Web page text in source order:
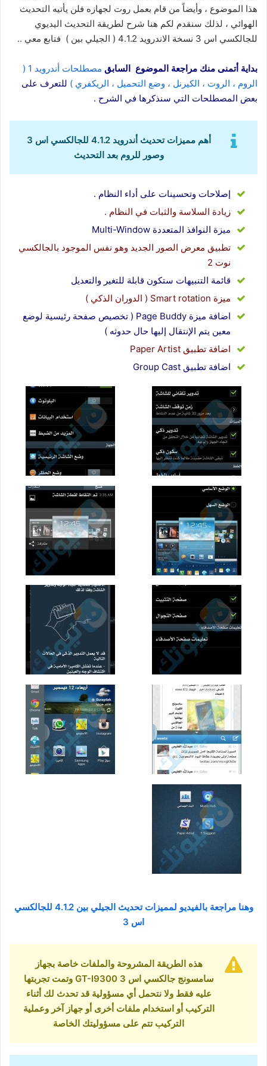
هذا الموضوع ، وأيضاً من قام بعمل روت لجهازه فلن يأتيه التحديث
الهوائي ، لذلك سنقدم لكم هنا شرح لطريقة التحديث اليديوي
للجالكسي اس 3 نسخة الاندرويد 4.1.2 ( الجيلي بين ) فتابع معي ..
بداية أتمنى منك مراجعة الموضوع السابق
مصطلحات أندرويد 1 (
الروم ، الروت ، الكيرنل ، وضع التحميل ، الريكفري ) للتعرف على
بعض المصطلحات التي سنذكرها في الشرح .
أهم مميزات تحديث أندرويد 4.1.2 للجالكسي اس 3
وصور للروم بعد التحديث
إصلاحات وتحسينات على أداء النظام .
زيادة السلاسة والثبات في النظام .
ميزة النوافذ المتعددة Multi-Window
تطبيق معرض الصور الجديد وهو نفس الموجود بالجالكسي
نوت 2
قائمة التنبيهات ستكون قابلة للتغير والتعديل
ميزة Smart rotation ( الدوران الذكي )
اضافة ميزة Page Buddy ( تخصيص صفحة رئيسية لوضع
معين يتم الإنتقال إليها حال حدوثه )
اضافة تطبيق Paper Artist
اضافة تطبيق Group Cast
وهنا مراجعة بالفيديو لمميزات تحديث الجيلي بين 4.1.2 للجالكسي
اس 3
هذه الطريقة المشروحة والملفات خاصة بجهاز
سامسونج جالكسي اس 3 GT-I9300 وتمت تجربتها
عليه فقط ولا نتحمل أي مسؤولية قد تحدث لك أثناء
التركيب أو استخدام ملفات أخرى أو جهاز آخر وعملية
التركيب تتم على مسؤوليتك الخاصة